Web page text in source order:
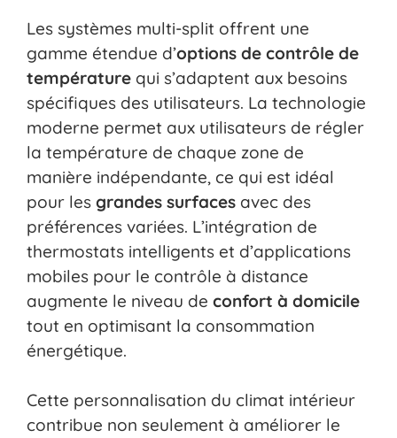
Les systèmes multi-split offrent une
gamme étendue d’options de contrôle de
température qui s’adaptent aux besoins
spécifiques des utilisateurs. La technologie
moderne permet aux utilisateurs de régler
la température de chaque zone de
manière indépendante, ce qui est idéal
pour les grandes surfaces avec des
préférences variées. L’intégration de
thermostats intelligents et d’applications
mobiles pour le contrôle à distance
augmente le niveau de confort à domicile
tout en optimisant la consommation
énergétique.
Cette personnalisation du climat intérieur
contribue non seulement à améliorer le